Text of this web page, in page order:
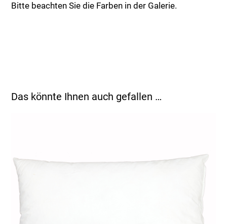
Bitte beachten Sie die Farben in der Galerie.
Das könnte Ihnen auch gefallen …